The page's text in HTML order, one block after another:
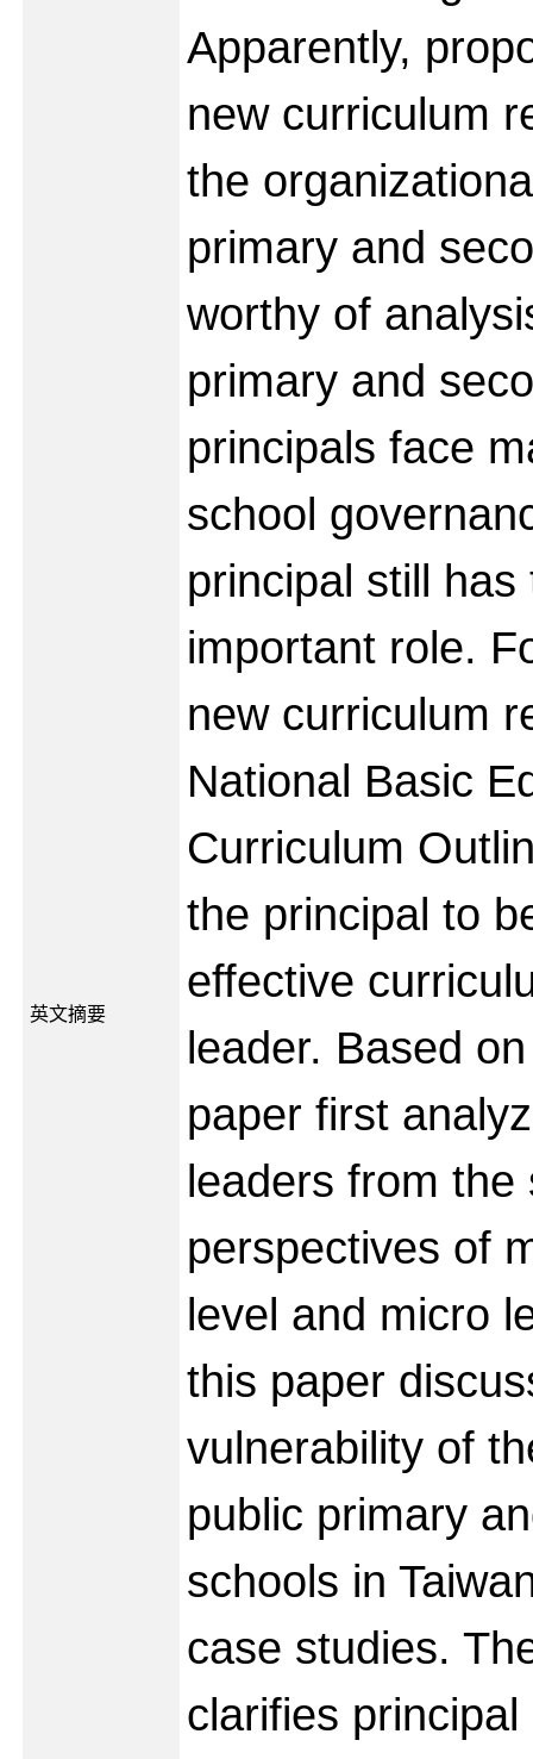
英文摘要
Apparently,
new curriculum
the
primary and
worthy of
primary and
principals face
school
principal still has
important role.
new curriculum
National Basic
Curriculum
the principal to
effective
leader. Based
paper first
leaders from the
perspectives of
level and micro
this paper
vulnerability of
public primary
schools in
case studies.
clarifies